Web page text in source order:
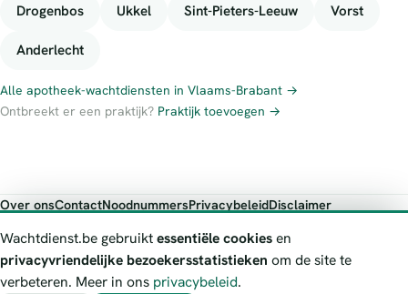
Drogenbos Ukkel Sint-Pieters-Leeuw Vorst
Anderlecht
Alle apotheek-wachtdiensten in Vlaams-Brabant →
Ontbreekt er een praktijk? Praktijk toevoegen →
Over onsContactNoodnummersPrivacybeleidDisclaimer
Wachtdienst.be toont publieke wachtdienst-informatie ter oriëntatie.
Bij levensgevaar bel je altijd 112. Controleer altijd de actuele
Wachtdienst.be gebruiktessentiële cookiesen
privacyvriendelijke bezoekersstatistieken om de site te
verbeteren. Meer in ons privacybeleid.